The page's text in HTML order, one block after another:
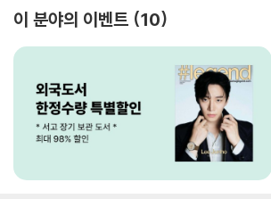
이 분야의 이벤트 10